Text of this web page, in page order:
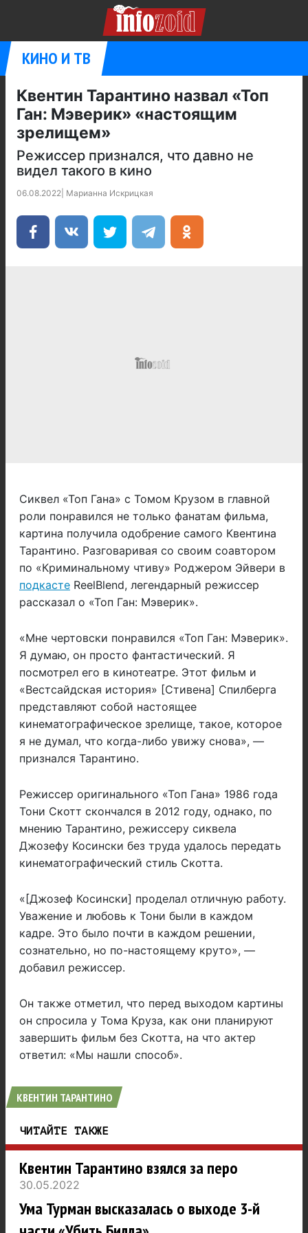
КИНО И ТВ
Квентин Тарантино назвал «Топ
Ган: Мэверик» «настоящим
зрелищем»
Режиссер признался, что давно не
видел такого в кино
06.08.2022 Марианна Искрицкая
Сиквел «Топ Гана» с Томом Крузом в главной
роли понравился не только фанатам фильма,
картина получила одобрение самого Квентина
Тарантино. Разговаривая со своим соавтором
по «Криминальному чтиву» Роджером Эйвери в
подкасте ReelBlend, легендарный режиссер
рассказал о «Топ Ган: Мэверик».
«Мне чертовски понравился «Топ Ган: Мэверик».
Я думаю, он просто фантастический. Я
посмотрел его в кинотеатре. Этот фильм и
«Вестсайдская история» [Стивена] Спилберга
представляют собой настоящее
кинематографическое зрелище, такое, которое
я не думал, что когда-либо увижу снова», —
признался Тарантино.
Режиссер оригинального «Топ Гана» 1986 года
Тони Скотт скончался в 2012 году, однако, по
мнению Тарантино, режиссеру сиквела
Джозефу Косински без труда удалось передать
кинематографический стиль Скотта.
«[Джозеф Косински] проделал отличную работу.
Уважение и любовь к Тони были в каждом
кадре. Это было почти в каждом решении,
сознательно, но по-настоящему круто», —
добавил режиссер.
Он также отметил, что перед выходом картины
он спросила у Тома Круза, как они планируют
завершить фильм без Скотта, на что актер
ответил: «Мы нашли способ».
КВЕНТИН ТАРАНТИНО
ЧИТАЙТЕ ТАКЖЕ
Квентин Тарантино взялся за перо
30.05.2022
Ума Турман высказалась о выходе 3-й